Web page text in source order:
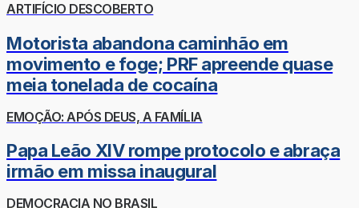
ARTIFÍCIO DESCOBERTO
Motorista abandona caminhão em
movimento e foge; PRF apreende quase
meia tonelada de cocaína
EMOÇÃO: APÓS DEUS, A FAMÍLIA
Papa Leão XIV rompe protocolo e abraça
irmão em missa inaugural
DEMOCRACIA NO BRASIL